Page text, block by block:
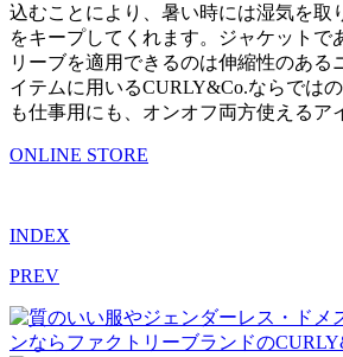
込むことにより、暑い時には湿気を取
をキープしてくれます。ジャケットで
リーブを適用できるのは伸縮性のある
イテムに用いるCURLY&Co.ならでは
も仕事用にも、オンオフ両方使えるア
ONLINE STORE
INDEX
PREV